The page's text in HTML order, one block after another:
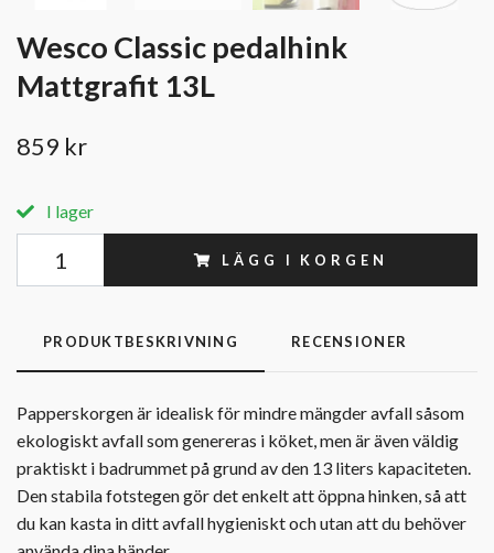
Wesco Classic pedalhink
Mattgrafit 13L
859 kr
I lager
LÄGG I KORGEN
PRODUKTBESKRIVNING RECENSIONER
Papperskorgen är idealisk för mindre mängder avfall såsom
ekologiskt avfall som genereras i köket, men är även väldig
praktiskt i badrummet på grund av den 13 liters kapaciteten.
Den stabila fotstegen gör det enkelt att öppna hinken, så att
du kan kasta in ditt avfall hygieniskt och utan att du behöver